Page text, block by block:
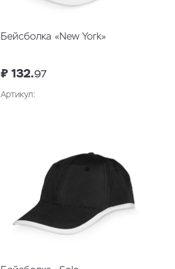
Бейсболка «New York»
₽ 132.97
Артикул: